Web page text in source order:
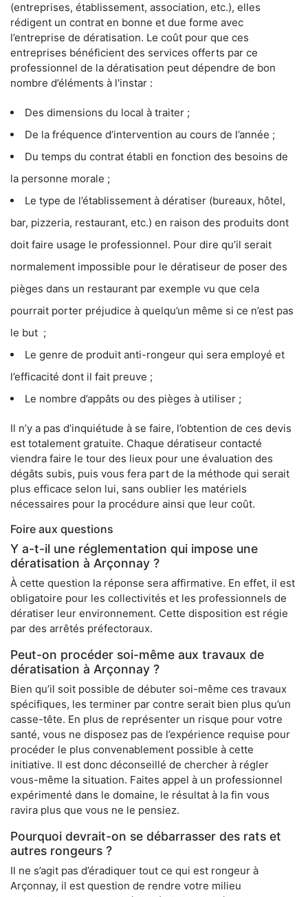
(entreprises, établissement, association, etc.), elles
rédigent un contrat en bonne et due forme avec
l’entreprise de dératisation. Le coût pour que ces
entreprises bénéficient des services offerts par ce
professionnel de la dératisation peut dépendre de bon
nombre d’éléments à l'instar :
Des dimensions du local à traiter ;
De la fréquence d’intervention au cours de l’année ;
Du temps du contrat établi en fonction des besoins de
la personne morale ;
Le type de l’établissement à dératiser (bureaux, hôtel,
bar, pizzeria, restaurant, etc.) en raison des produits dont
doit faire usage le professionnel. Pour dire qu’il serait
normalement impossible pour le dératiseur de poser des
pièges dans un restaurant par exemple vu que cela
pourrait porter préjudice à quelqu’un même si ce n’est pas
le but ;
Le genre de produit anti-rongeur qui sera employé et
l’efficacité dont il fait preuve ;
Le nombre d’appâts ou des pièges à utiliser ;
Il n’y a pas d’inquiétude à se faire, l’obtention de ces devis
est totalement gratuite. Chaque dératiseur contacté
viendra faire le tour des lieux pour une évaluation des
dégâts subis, puis vous fera part de la méthode qui serait
plus efficace selon lui, sans oublier les matériels
nécessaires pour la procédure ainsi que leur coût.
Foire aux questions
Y a-t-il une réglementation qui impose une
dératisation à Arçonnay ?
À cette question la réponse sera affirmative. En effet, il est
obligatoire pour les collectivités et les professionnels de
dératiser leur environnement. Cette disposition est régie
par des arrêtés préfectoraux.
Peut-on procéder soi-même aux travaux de
dératisation à Arçonnay ?
Bien qu’il soit possible de débuter soi-même ces travaux
spécifiques, les terminer par contre serait bien plus qu’un
casse-tête. En plus de représenter un risque pour votre
santé, vous ne disposez pas de l’expérience requise pour
procéder le plus convenablement possible à cette
initiative. Il est donc déconseillé de chercher à régler
vous-même la situation. Faites appel à un professionnel
expérimenté dans le domaine, le résultat à la fin vous
ravira plus que vous ne le pensiez.
Pourquoi devrait-on se débarrasser des rats et
autres rongeurs ?
Il ne s’agit pas d’éradiquer tout ce qui est rongeur à
Arçonnay, il est question de rendre votre milieu